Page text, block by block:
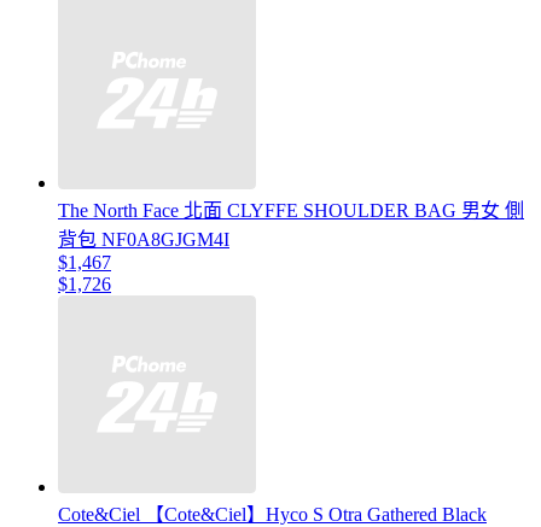
The North Face 北面 CLYFFE SHOULDER BAG 男女 側
背包 NF0A8GJGM4I
$1,467
$1,726
Cote&Ciel 【Cote&Ciel】Hyco S Otra Gathered Black